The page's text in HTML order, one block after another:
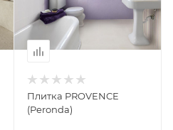
Плитка PROVENCE
(Peronda)